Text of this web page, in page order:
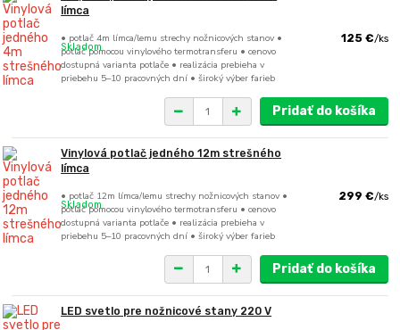
límca
• potlač 4m límca/lemu strechy nožnicových stanov •
potlač pomocou vinylového termotransferu • cenovo
dostupná varianta potlače • realizácia prebieha v
priebehu 5–10 pracovných dní • široký výber farieb
125 €/ks
Skladom
Pridať do košíka
Vinylová potlač jedného 12m strešného
límca
• potlač 12m límca/lemu strechy nožnicových stanov •
potlač pomocou vinylového termotransferu • cenovo
dostupná varianta potlače • realizácia prebieha v
priebehu 5–10 pracovných dní • široký výber farieb
299 €/ks
Skladom
Pridať do košíka
LED svetlo pre nožnicové stany 220 V